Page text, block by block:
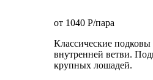
от 1040 P/пара
Классические
внутренней ветви.
крупных лошадей.